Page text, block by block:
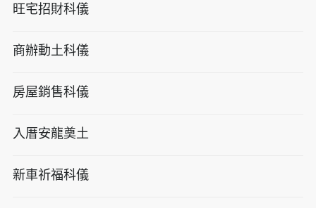
旺宅招財科儀
商辦動土科儀
房屋銷售科儀
入厝安龍奠土
新車祈福科儀